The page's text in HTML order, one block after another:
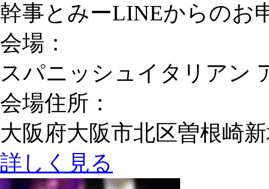
幹事とみーLINEからのお
会場：
スパニッシュイタリアン
会場住所：
大阪府大阪市北区曽根崎
詳しく見る